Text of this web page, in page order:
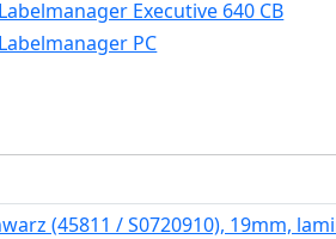
Executive 640 CB
PC
(45811 / S0720910), 19mm,